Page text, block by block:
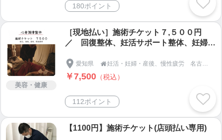
180ポイント
美容・健康
［現地払い］施術チケット７,５００円
／ 回復整体、妊活サポート整体、妊婦整
愛知県 
￥7,500 （税込）
112ポイント
【1100円】施術チケット(店頭払い専用)